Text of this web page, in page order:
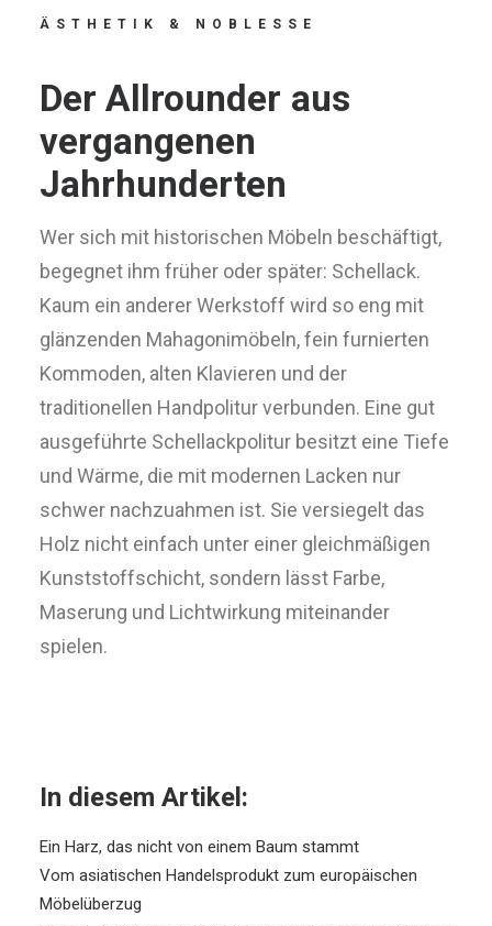
ÄSTHETIK & NOBLESSE
Der Allrounder aus
vergangenen
Jahrhunderten
Wer sich mit historischen Möbeln beschäftigt,
begegnet ihm früher oder später: Schellack.
Kaum ein anderer Werkstoff wird so eng mit
glänzenden Mahagonimöbeln, fein furnierten
Kommoden, alten Klavieren und der
traditionellen Handpolitur verbunden. Eine gut
ausgeführte Schellackpolitur besitzt eine Tiefe
und Wärme, die mit modernen Lacken nur
schwer nachzuahmen ist. Sie versiegelt das
Holz nicht einfach unter einer gleichmäßigen
Kunststoffschicht, sondern lässt Farbe,
Maserung und Lichtwirkung miteinander
spielen.
In diesem Artikel:
Ein Harz, das nicht von einem Baum stammt
Vom asiatischen Handelsprodukt zum europäischen
Möbelüberzug